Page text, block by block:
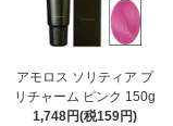
アモロス ソリティア プ
リチャーム ピンク 150g
1,748円(税159円)